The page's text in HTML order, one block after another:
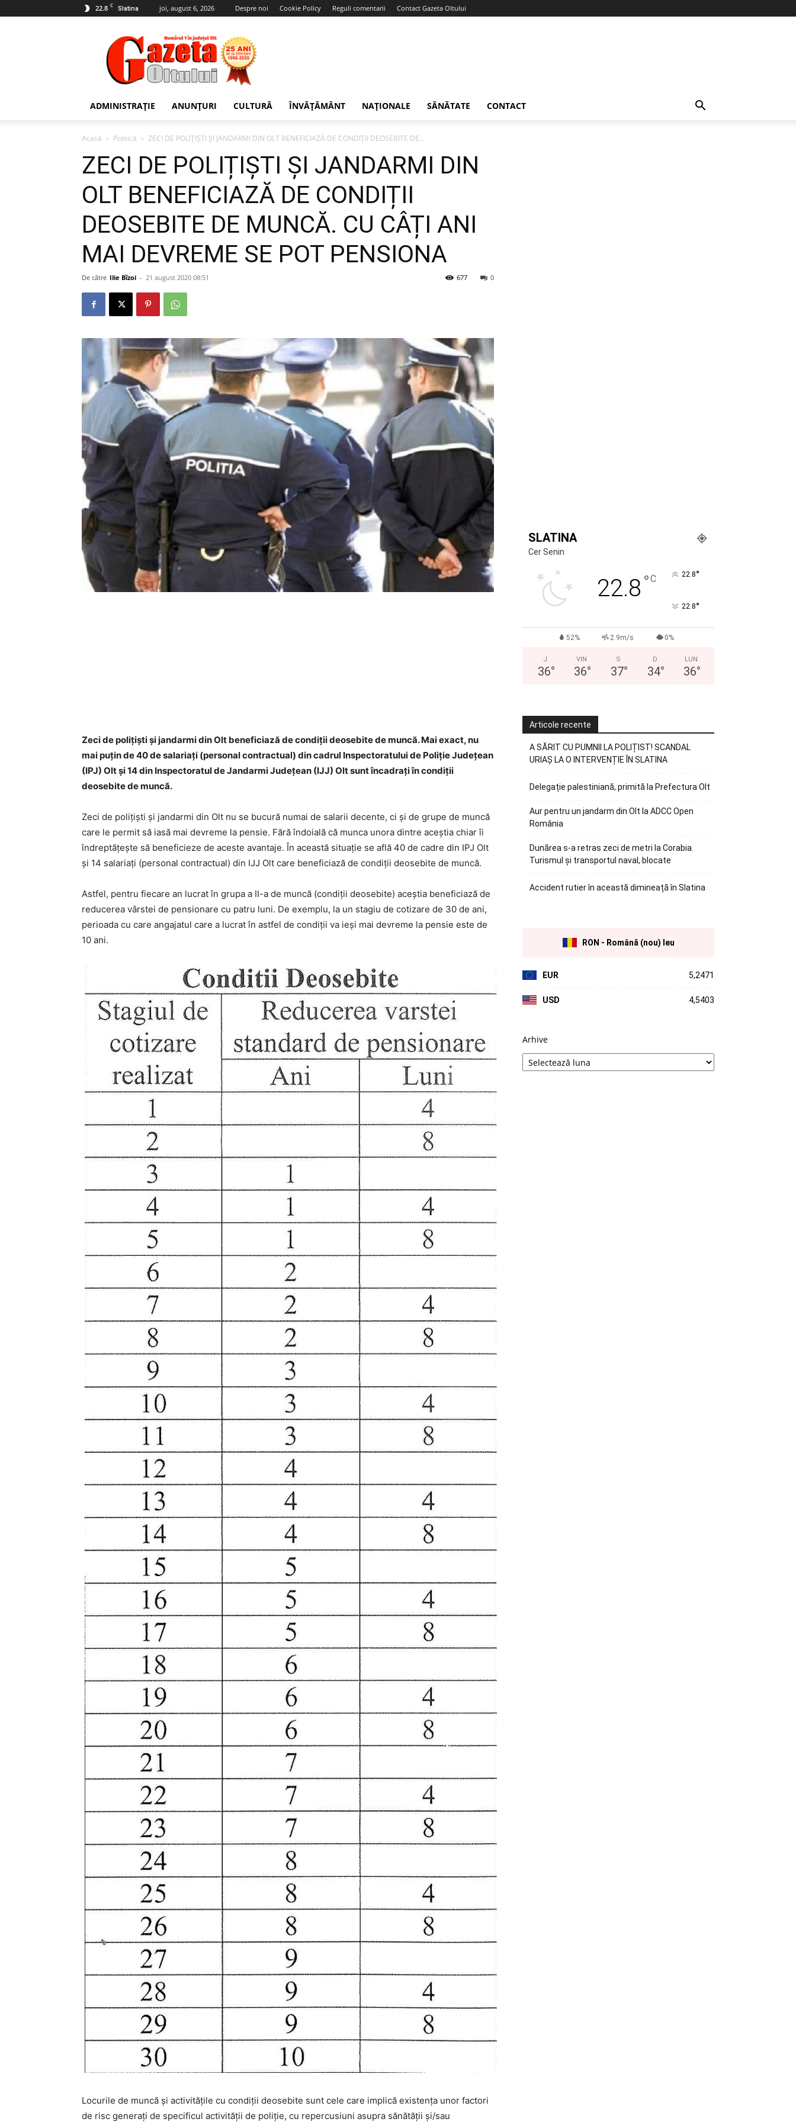
22.8 C Slatina joi, august 6, 2026 Despre noi Cookie Policy Reguli comentarii Contact Gazeta Oltului
Gazeta
Oltului
ADMINISTRAȚIE ANUNȚURI CULTURĂ ÎNVĂȚĂMÂNT NAȚIONALE SĂNĂTATE CONTACT
Acasă Politică ZECI DE POLIȚIȘTI ȘI JANDARMI DIN OLT BENEFICIAZĂ DE CONDIȚII DEOSEBITE DE...
ZECI DE POLIȚIȘTI ȘI JANDARMI DIN
OLT BENEFICIAZĂ DE CONDIȚII
DEOSEBITE DE MUNCĂ. CU CÂȚI ANI
MAI DEVREME SE POT PENSIONA
De către Ilie Bîzoi - 21 august 2020 08:51 0
677
Zeci de polițiști și jandarmi din Olt beneficiază de condiții deosebite de muncă. Mai exact, nu
mai puțin de 40 de salariați (personal contractual) din cadrul Inspectoratului de Poliție Județean
(IPJ) Olt și 14 din Inspectoratul de Jandarmi Județean (IJJ) Olt sunt încadrați în condiții
deosebite de muncă.
Zeci de polițiști și jandarmi din Olt nu se bucură numai de salarii decente, ci și de grupe de muncă
care le permit să iasă mai devreme la pensie. Fără îndoială că munca unora dintre aceștia chiar îi
îndreptățește să beneficieze de aceste avantaje. În această situație se află 40 de cadre din IPJ Olt
și 14 salariați (personal contractual) din IJJ Olt care beneficiază de condiții deosebite de muncă.
Astfel, pentru fiecare an lucrat în grupa a II-a de muncă (condiții deosebite) aceștia beneficiază de
reducerea vârstei de pensionare cu patru luni. De exemplu, la un stagiu de cotizare de 30 de ani,
perioada cu care angajatul care a lucrat în astfel de condiții va ieși mai devreme la pensie este de
10 ani.
Locurile de muncă și activitățile cu condiții deosebite sunt cele care implică existența unor factori
de risc generați de specificul activității de poliție, cu repercusiuni asupra sănătății și/sau
SLATINA
Cer Senin
22.8 °C 22.8°
22.8°
52% 2.9m/s 0%
J
36°
VIN
36°
S
37°
D
34°
LUN
36°
Articole recente
A SĂRIT CU PUMNII LA POLIȚIST! SCANDAL
URIAȘ LA O INTERVENȚIE ÎN SLATINA
Delegație palestiniană, primită la Prefectura Olt
Aur pentru un jandarm din Olt la ADCC Open
România
Dunărea s-a retras zeci de metri la Corabia.
Turismul și transportul naval, blocate
Accident rutier în această dimineață în Slatina
RON - Română (nou) leu
EUR 5,2471
USD 4,5403
Arhive